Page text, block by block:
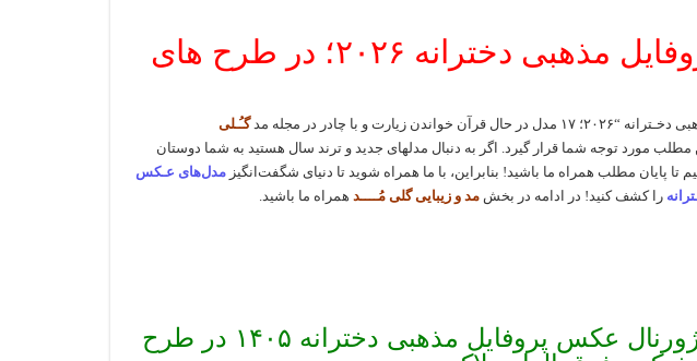
عکس پروفایل مذهبی دخترانه ۲۰۲۶؛ در طرح های
خواندن زیارت و با چادر در مجله مد
گـُـلی
مطلب مورد توجه شما قرار گیرد. اگر به دنبال مدلهای جدید و ترند سال هستید به شما دوستان
تا پایان مطلب همراه ما باشید! بنابراین، با ما همراه شوید تا دنیای شگفت‌انگیزمدل‌های عـکس
را کشف کنید! در ادامه در بخشمد و زیبایی گلیمُــــد همراه ما باشید.
جدیدترین ژورنال عکس پروفایل مذهبی دخترانه ۱۴۰۵ در طرح